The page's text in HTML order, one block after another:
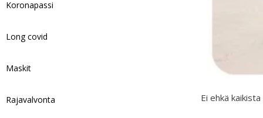
Ei ehkä
Koronapassi
Long covid
Maskit
Rajavalvonta